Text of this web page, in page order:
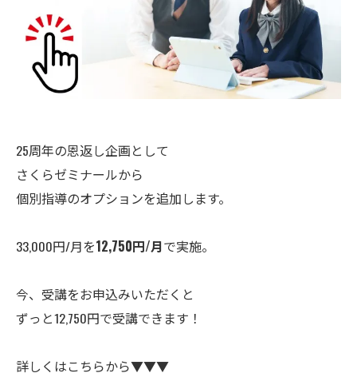
25周年の恩返し企画として
さくらゼミナールから
個別指導のオプションを追加します。
33,000円/月を12,750円/月で実施。
今、受講をお申込みいただくと
ずっと12,750円で受講できます！
詳しくはこちらから▼▼▼